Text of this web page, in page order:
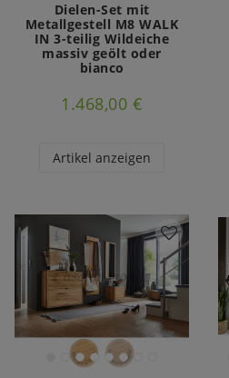
Dielen-Set mit
Metallgestell M8 WALK
IN 3-teilig Wildeiche
massiv geölt oder
bianco
1.468,00 €
Artikel anzeigen